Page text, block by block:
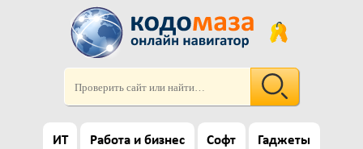
ИТ Работа и бизнес Софт Гаджеты